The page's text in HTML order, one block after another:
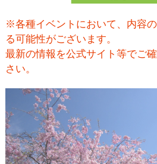
※各種イベントにおいて、内容
る可能性がございます。
最新の情報を公式サイト等でご
さい。